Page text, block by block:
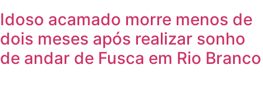
Idoso acamado morre menos de
dois meses após realizar sonho
de andar de Fusca em Rio Branco